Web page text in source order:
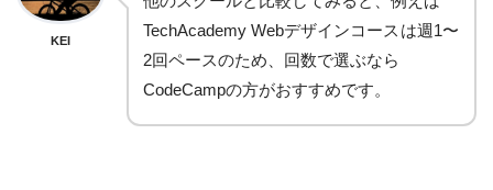
KEI
TechAcademy Webデザインコース は週1〜
2回ペースのため、回数で選ぶなら
CodeCampの方がおすすめです。